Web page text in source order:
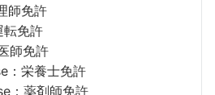
師免許
転免許
師免許
：栄養士免許
：薬剤師免許